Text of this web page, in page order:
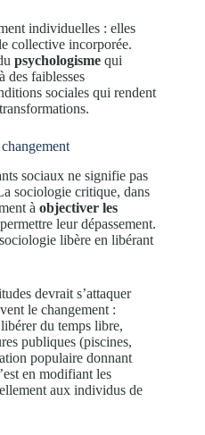
individuelles : elles
collective incorporée.
psychologisme qui
des faiblesses
sociales qui rendent
sociaux ne signifie pas
sociologie critique, dans
à objectiver les
leur dépassement.
libère en libérant
devrait s’attaquer
le changement :
du temps libre,
publiques (piscines,
populaire donnant
en modifiant les
aux individus de